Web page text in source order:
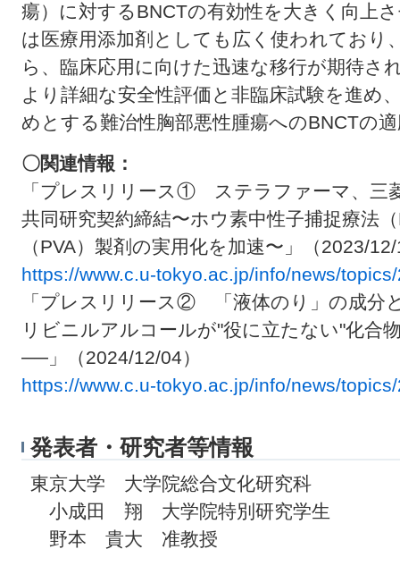
瘍）に対するBNCTの有効性を大きく向上
は医療用添加剤としても広く使われており
ら、臨床応用に向けた迅速な移行が期待さ
より詳細な安全性評価と非臨床試験を進め
めとする難治性胸部悪性腫瘍へのBNCTの
〇関連情報：
「プレスリリース① ステラファーマ、三
共同研究契約締結〜ホウ素中性子捕捉療法
（PVA）製剤の実用化を加速〜」（2023/
https://www.c.u-tokyo.ac.jp/info/news/
「プレスリリース② 「液体のり」の成分
リビニルアルコールが"役に立たない"化合
──」（2024/12/04）
https://www.c.u-tokyo.ac.jp/info/news/
発表者・研究者等情報
東京大学 大学院総合文化研究科
小成田 翔 大学院特別研究学生
野本 貴大 准教授